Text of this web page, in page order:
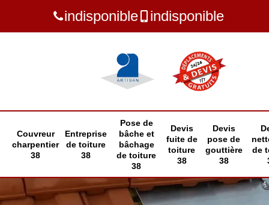
indisponible indisponible
Couvreur
charpentier
38
Entreprise
de toiture
38
Pose de
bâche et
bâchage
de toiture
38
Devis
fuite de
toiture
38
Devis
pose de
gouttière
38
de